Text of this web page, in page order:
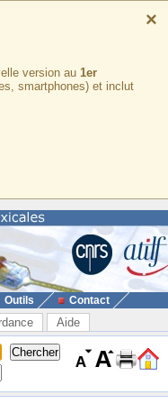
×
version au 1er
smartphones) et inclut
Outils Contact
Aide